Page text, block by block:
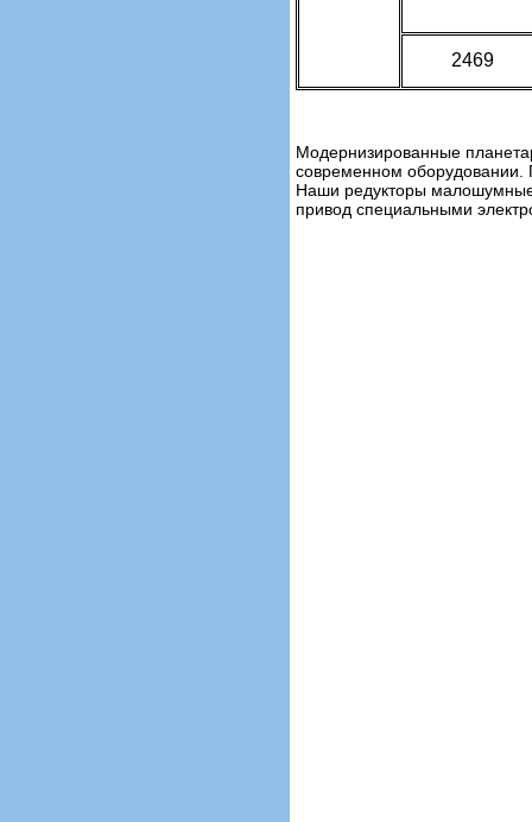
2469
Модернизированные
современном оборудовании.
Наши редукторы малошумные
привод специальными